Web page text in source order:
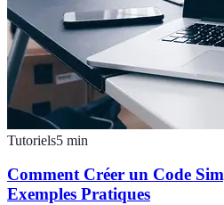
Tutoriels5 min
Comment Créer un Code
Exemples Pratiques